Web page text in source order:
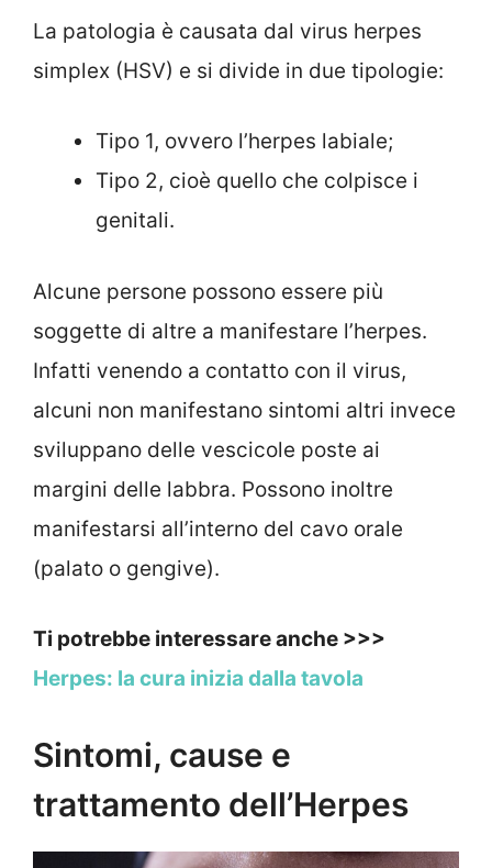
La patologia è causata dal virus herpes
simplex (HSV) e si divide in due tipologie:
Tipo 1, ovvero l’herpes labiale;
Tipo 2, cioè quello che colpisce i
genitali.
Alcune persone possono essere più
soggette di altre a manifestare l’herpes.
Infatti venendo a contatto con il virus,
alcuni non manifestano sintomi altri invece
sviluppano delle vescicole poste ai
margini delle labbra. Possono inoltre
manifestarsi all’interno del cavo orale
(palato o gengive).
Ti potrebbe interessare anche >>>
Herpes: la cura inizia dalla tavola
Sintomi, cause e
trattamento dell’Herpes